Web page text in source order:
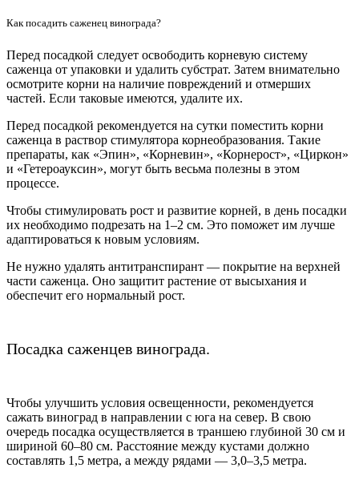
Как посадить саженец винограда?
Перед посадкой следует освободить корневую систему
саженца от упаковки и удалить субстрат. Затем внимательно
осмотрите корни на наличие повреждений и отмерших
частей. Если таковые имеются, удалите их.
Перед посадкой рекомендуется на сутки поместить корни
саженца в раствор стимулятора корнеобразования. Такие
препараты, как «Эпин», «Корневин», «Корнерост», «Циркон»
и «Гетероауксин», могут быть весьма полезны в этом
процессе.
Чтобы стимулировать рост и развитие корней, в день посадки
их необходимо подрезать на 1–2 см. Это поможет им лучше
адаптироваться к новым условиям.
Не нужно удалять антитранспирант — покрытие на верхней
части саженца. Оно защитит растение от высыхания и
обеспечит его нормальный рост.
Посадка саженцев винограда.
Чтобы улучшить условия освещенности, рекомендуется
сажать виноград в направлении с юга на север. В свою
очередь посадка осуществляется в траншею глубиной 30 см и
шириной 60–80 см. Расстояние между кустами должно
составлять 1,5 метра, а между рядами — 3,0–3,5 метра.